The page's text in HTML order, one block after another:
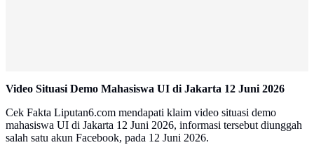
Video Situasi Demo Mahasiswa UI di Jakarta 12 Juni 2026
Cek Fakta Liputan6.com mendapati klaim video situasi demo
mahasiswa UI di Jakarta 12 Juni 2026, informasi tersebut diunggah
salah satu akun Facebook, pada 12 Juni 2026.